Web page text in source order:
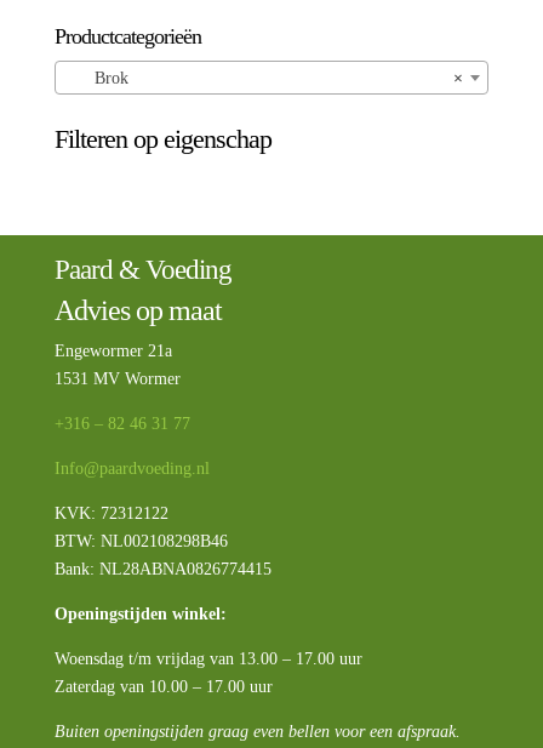
Productcategorieën
×
Brok
Filteren op eigenschap
Paard & Voeding
Advies op maat
Engewormer 21a
1531 MV Wormer
+316 – 82 46 31 77
Info@paardvoeding.nl
KVK: 72312122
BTW: NL002108298B46
Bank: NL28ABNA0826774415
Openingstijden winkel:
Woensdag t/m vrijdag van 13.00 – 17.00 uur
Zaterdag van 10.00 – 17.00 uur
Buiten openingstijden graag even bellen voor een afspraak.